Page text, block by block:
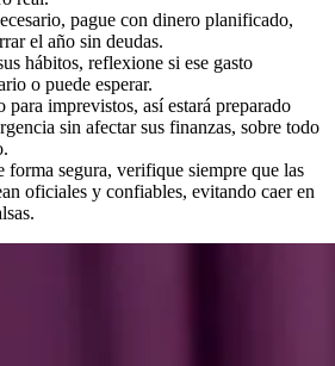
pague con dinero planificado,
el año sin deudas.
hábitos, reflexione si ese gasto
o puede esperar.
imprevistos, así estará preparado
sin afectar sus finanzas, sobre todo
forma segura, verifique siempre que las
oficiales y confiables, evitando caer en